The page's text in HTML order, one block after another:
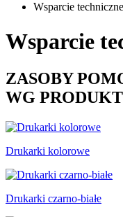
Wsparcie techniczne
Wsparcie
ZASOBY
WG
Drukarki kolorowe
Drukarki czarno-białe